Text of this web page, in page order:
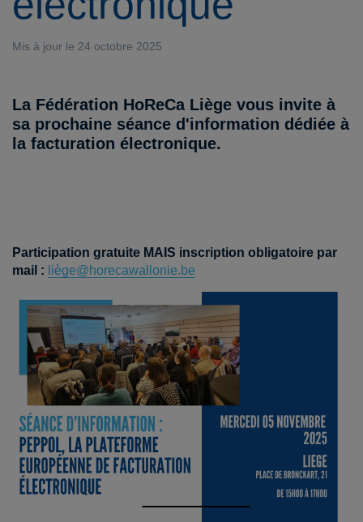
Mis à jour le 24 octobre 2025
La Fédération HoReCa Liège vous invite à
sa prochaine séance d'information dédiée à
la facturation électronique.
Participation gratuite MAIS inscription obligatoire par
mail : liège@horecawallonie.be